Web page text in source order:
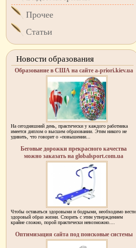
Прочее
Статьи
Новости образования
Образование в США на сайте a-priori.kiev.ua
На сегодняшний день, практически у каждого работника
имеется диплом о высшем образовании. Этим никого не
удивить, что говорит о «повышении...
Беговые дорожки прекрасного качества
можно заказать на globalsport.com.ua
Чтобы оставаться здоровыми и бодрыми, необходимо вести
здоровый образ жизни. Спорить с этим утверждением
крайне сложно, порой практически невозможно....
Оптимизация сайта под поисковые системы